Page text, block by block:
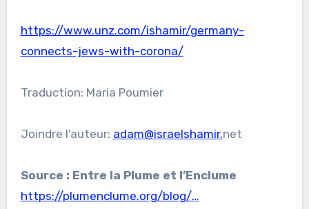
https://www.unz.com/ishamir/germany-
connects-jews-with-corona/
Traduction: Maria Poumier
Joindre l’auteur: adam@israelshamir.net
Source : Entre la Plume et l’Enclume
https://plumenclume.org/blog/…